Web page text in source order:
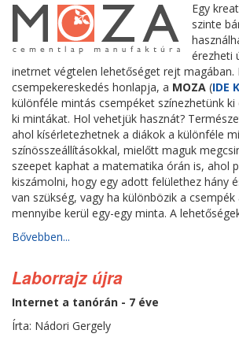
Egy
szinte
érezheti
inetrnet végtelen lehetőséget rejt magában.
csempekereskedés honlapja, a MOZA (IDE
különféle mintás csempéket színezhetünk ki
ki mintákat. Hol vehetjük hasznát?
ahol kísérletezhetnek a diákok a különféle
színösszeállításokkal, mielőtt maguk
szeepet kaphat a matematika órán is, ahol
kiszámolni, hogy egy adott felülethez hány
van szükség, vagy ha különbözik a
mennyibe kerül egy-egy minta. A
Bővebben...
Laborrajz újra
Internet a tanórán - 7 éve
Írta: Nádori Gergely